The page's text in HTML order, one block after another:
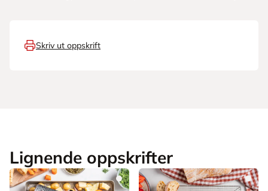
Skriv ut oppskrift
Lignende oppskrifter